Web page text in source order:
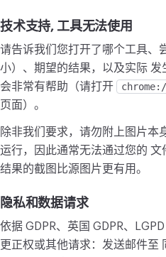
图片超分辨率
编辑
调整图片大小
转换
其他
JPG转PDF
技术支持, 工具无法使用
请告诉我们您打开了哪个工具、
小）、期望的结果，以及实际
会非常有帮助（请打开
页面）。
除非我们要求，请勿附上图片本
运行，因此通常无法通过您的
结果的截图比源图片更有用。
隐私和数据请求
依据 GDPR、英国 GDPR、
更正权或其他请求：发送邮件至